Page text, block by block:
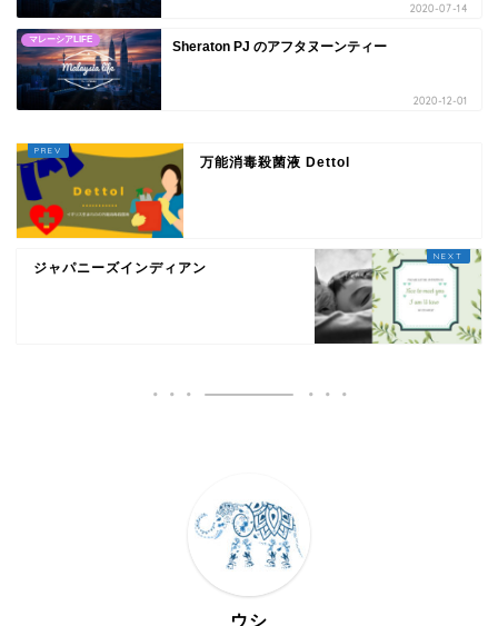
2020-07-14
マレーシアLIFE Sheraton PJ のアフタヌーンティー
2020-12-01
万能消毒殺菌液 Dettol
ジャパニーズインディアン
ウシ